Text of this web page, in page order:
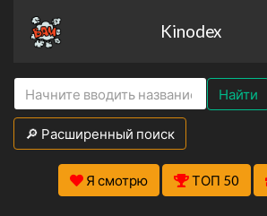
Kinodex
Найти
🔎 Расширенный поиск
Я смотрю ТОП 50